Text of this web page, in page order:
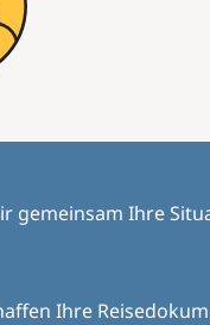
gemeinsam Ihre
Ihre